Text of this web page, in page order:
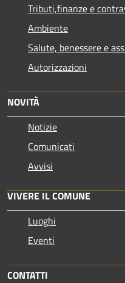
Tributi,finanze e
Ambiente
Salute, benessere e
Autorizzazioni
NOVITÀ
Notizie
Comunicati
Avvisi
VIVERE IL COMUNE
Luoghi
Eventi
CONTATTI